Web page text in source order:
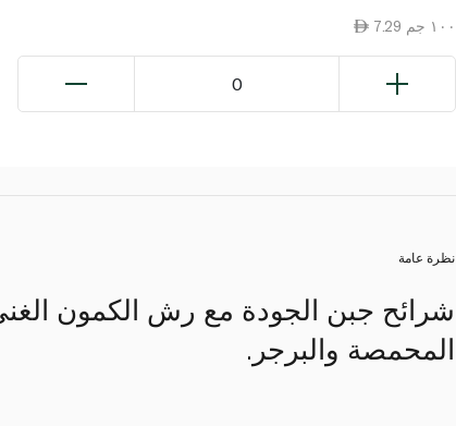
7.29 ١٠٠ جم
0
نظرة عامة
شرائح جبن الجودة مع رش الكمون
المحمصة والبرجر.